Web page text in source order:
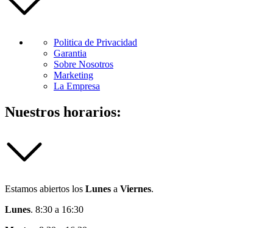
Politica de Privacidad
Garantia
Sobre Nosotros
Marketing
La Empresa
Nuestros horarios:
Estamos abiertos los Lunes a Viernes.
Lunes. 8:30 a 16:30